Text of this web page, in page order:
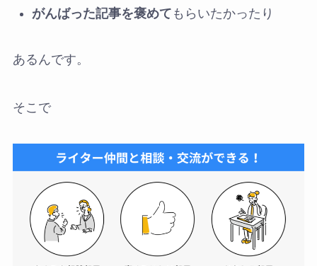
がんばった記事を褒めて もらいたかったり
あるんです。
そこで